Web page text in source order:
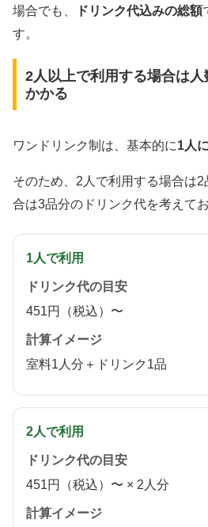
場合でも、
ドリンク代込みの総額
す。
2人以上で利用する場合は
かかる
ワンドリンク制は、基本的に1人
そのため、2人で利用する場合は
合は3品分のドリンク代を考えて
1人で利用
ドリンク代の目安
451円（税込）〜
計算イメージ
室料1人分＋ドリンク1品
2人で利用
ドリンク代の目安
451円（税込）〜 × 2人分
計算イメージ